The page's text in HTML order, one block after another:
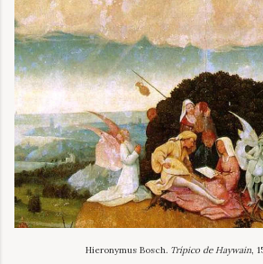
Hieronymus Bosch. Trípico de Haywain,